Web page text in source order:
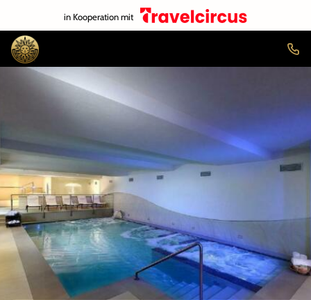
in Kooperation mit
Auf der Karte anzeigen